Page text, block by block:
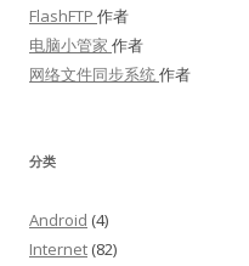
FlashFTP 作者
电脑小管家 作者
网络文件同步系统作者
分类
Android (4)
Internet (82)